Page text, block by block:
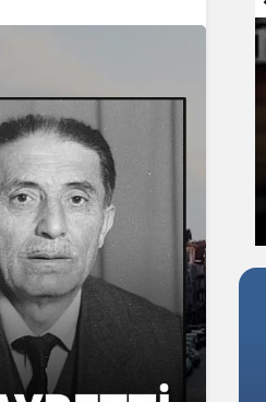
Görev Yapan
Müdürü Hakkında